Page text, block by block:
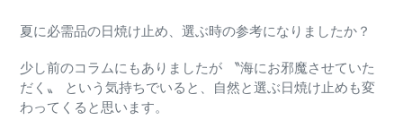
夏に必需品の日焼け止め、選ぶ時の参考になりましたか？
少し前のコラムにもありましたが 〝海にお邪魔させていた
だく〟 という気持ちでいると、 自然と選ぶ日焼け止めも変
わってくると思います。